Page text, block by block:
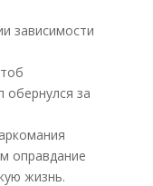
зависимости
обернулся за
оправдание
жизнь.